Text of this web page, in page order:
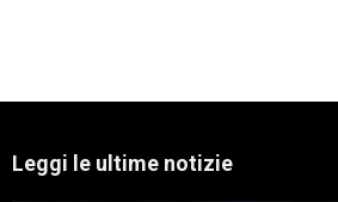
Leggi le ultime notizie